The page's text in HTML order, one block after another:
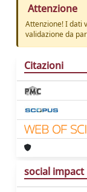
Attenzione
Attenzione! I dati
validazione da
Citazioni
social impact